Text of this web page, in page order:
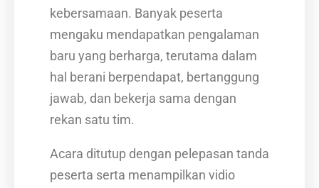
kebersamaan. Banyak peserta
mengaku mendapatkan pengalaman
baru yang berharga, terutama dalam
hal berani berpendapat, bertanggung
jawab, dan bekerja sama dengan
rekan satu tim.
Acara ditutup dengan pelepasan tanda
peserta serta menampilkan vidio